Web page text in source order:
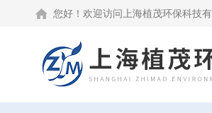
您好！欢迎访问上海植茂环保科技有